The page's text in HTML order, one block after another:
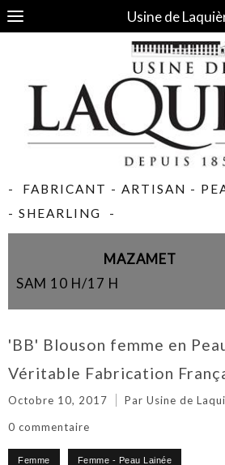
Usine de
- FABRICANT - ARTISAN -
- SHEARLING -
SAM 10 H/17 H
'BB' Blouson femme en
Véritable Fabrication
Octobre 10, 2017 Par Usine de
0 commentaire